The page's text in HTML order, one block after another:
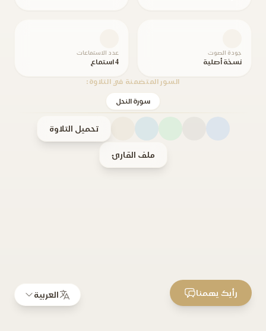
جودة الصوت
نسخة أصلية
عدد الاستماعات
4 استماع
السور المتضمنة في التلاوة:
سورة النحل
تحميل التلاوة
ملف القارئ
العربية رأيك يهمنا